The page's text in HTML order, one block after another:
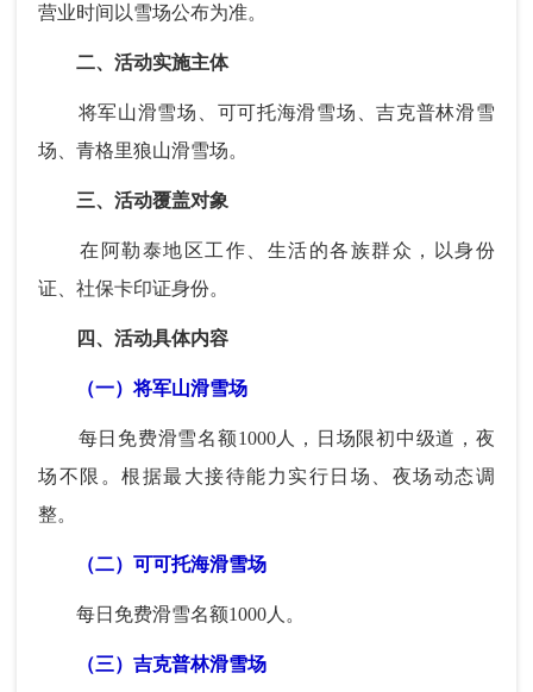
营业时间以雪场公布为准。
二、活动实施主体
将军山滑雪场、可可托海滑雪场、吉克普林滑雪
场、青格里狼山滑雪场。
三、活动覆盖对象
在阿勒泰地区工作、生活的各族群众，以身份
证、社保卡印证身份。
四、活动具体内容
（一）将军山滑雪场
每日免费滑雪名额1000人，日场限初中级道，夜
场不限。根据最大接待能力实行日场、夜场动态调
整。
（二）可可托海滑雪场
每日免费滑雪名额1000人。
（三）吉克普林滑雪场